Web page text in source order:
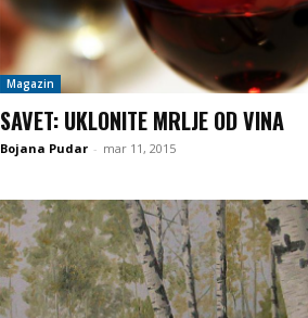
Magazin
SAVET: UKLONITE MRLJE OD VINA
Bojana Pudar - mar 11, 2015